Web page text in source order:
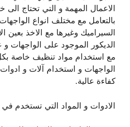
الاعمال المهمة و التي تحتاج الى
بالتعامل مع مختلف انواع
السيراميك وغيرها مع الاخذ بعين
الديكور الموجود على الواجهات
مع استخدام مواد تنظيف خاصة
الواجهات و استخدام آلات و
كفاءة عالية.
الادوات و المواد التي تستخدم